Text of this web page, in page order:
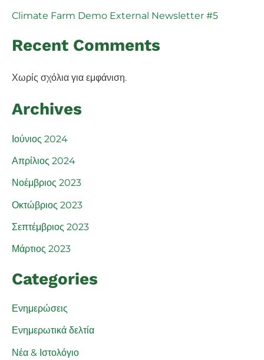
Climate Farm Demo External Newsletter #5
Recent Comments
Χωρίς σχόλια για εμφάνιση.
Archives
Ιούνιος 2024
Απρίλιος 2024
Νοέμβριος 2023
Οκτώβριος 2023
Σεπτέμβριος 2023
Μάρτιος 2023
Categories
Ενημερώσεις
Ενημερωτικά δελτία
Νέα & Ιστολόγιο